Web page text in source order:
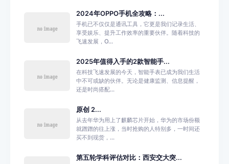
2024年OPPO手机全攻略：...
手机已不仅仅是通讯工具，它更是我们记录生活、
享受娱乐、提升工作效率的重要伙伴。随着科技的
飞速发展，O...
2025年值得入手的2款智能手...
在科技飞速发展的今天，智能手表已成为我们生活
中不可或缺的伙伴。无论是健康监测、信息提醒，
还是时尚搭配...
原创 2...
从去年华为用上了麒麟芯片开始，华为的市场份额
就蹭蹭的往上涨，当时抢购的人特别多，一时间还
买不到现货，...
第五轮学科评估对比：西安交大突...